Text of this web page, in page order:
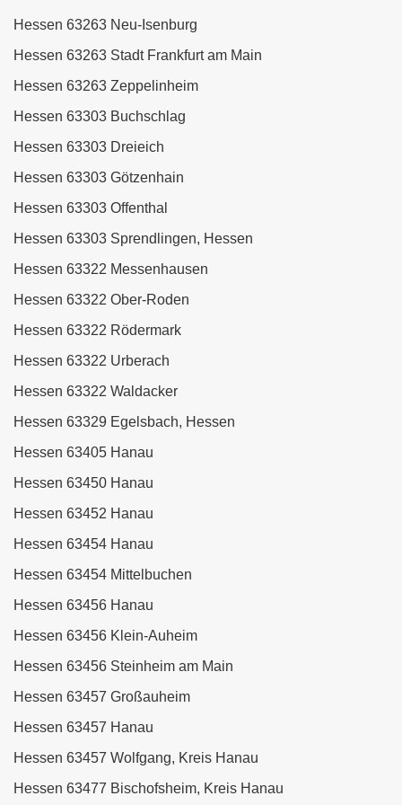
Hessen 63263 Neu-Isenburg
Hessen 63263 Stadt Frankfurt am Main
Hessen 63263 Zeppelinheim
Hessen 63303 Buchschlag
Hessen 63303 Dreieich
Hessen 63303 Götzenhain
Hessen 63303 Offenthal
Hessen 63303 Sprendlingen, Hessen
Hessen 63322 Messenhausen
Hessen 63322 Ober-Roden
Hessen 63322 Rödermark
Hessen 63322 Urberach
Hessen 63322 Waldacker
Hessen 63329 Egelsbach, Hessen
Hessen 63405 Hanau
Hessen 63450 Hanau
Hessen 63452 Hanau
Hessen 63454 Hanau
Hessen 63454 Mittelbuchen
Hessen 63456 Hanau
Hessen 63456 Klein-Auheim
Hessen 63456 Steinheim am Main
Hessen 63457 Großauheim
Hessen 63457 Hanau
Hessen 63457 Wolfgang, Kreis Hanau
Hessen 63477 Bischofsheim, Kreis Hanau